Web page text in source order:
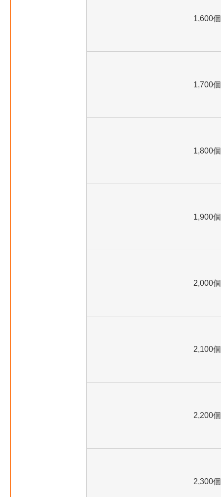
1,600個
1,700個
1,800個
1,900個
2,000個
2,100個
2,200個
2,300個